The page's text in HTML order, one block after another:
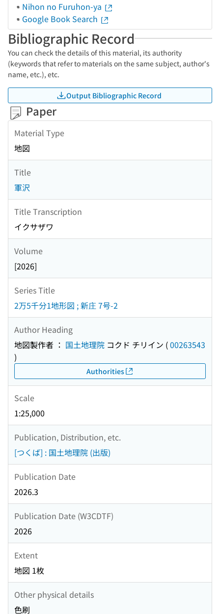
Nihon no Furuhon-ya
Google Book Search
Bibliographic Record
You can check the details of this material, its authority
(keywords that refer to materials on the same subject, author's
name, etc.), etc.
Output Bibliographic Record
Paper
Material Type
地図
Title
軍沢
Title Transcription
イクサザワ
Volume
[2026]
Series Title
2万5千分1地形図 ; 新庄 7号-2
Author Heading
地図製作者 ： 国土地理院 コクド チリイン (00263543
)
Authorities
Scale
1:25,000
Publication, Distribution, etc.
[つくば] : 国土地理院 (出版)
Publication Date
2026.3
Publication Date (W3CDTF)
2026
Extent
地図 1枚
Other physical details
色刷